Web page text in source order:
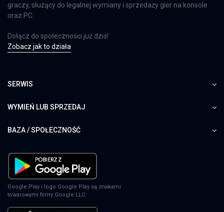
graczy, służący do legalnej wymiany i sprzedaży gier na konsole
oraz PC.
Dołącz do społeczności już dziś!
Zobacz jak to działa
SERWIS
WYMIEŃ LUB SPRZEDAJ
BAZA / SPOŁECZNOŚĆ
Google Play i logo Google Play są znakami
towarowymi firmy Google LLC.